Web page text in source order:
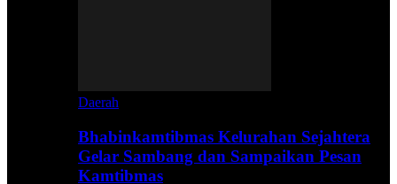
Daerah
Bhabinkamtibmas Kelurahan Sejahtera
Gelar Sambang dan Sampaikan Pesan
Kamtibmas